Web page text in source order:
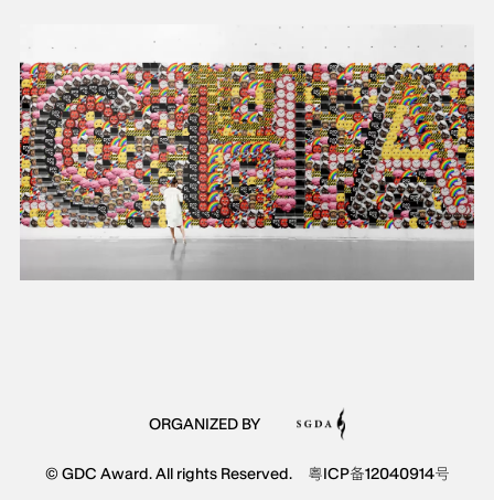
ORGANIZED BY
© GDC Award. All rights Reserved. 粤ICP备12040914号